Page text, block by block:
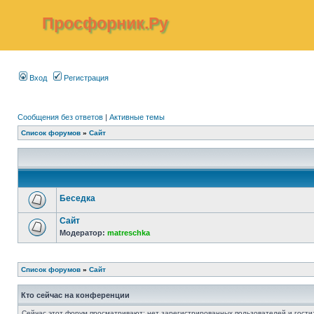
Просфорник.Ру
Вход Регистрация
Сообщения без ответов | Активные темы
Список форумов » Сайт
Беседка
Сайт
Модератор: matreschka
Список форумов » Сайт
Кто сейчас на конференции